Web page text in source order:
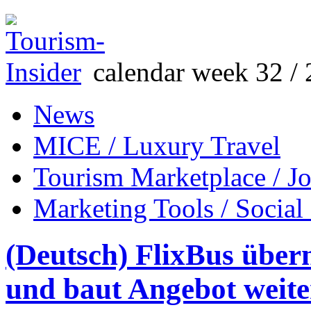
calendar week 32 /
News
MICE / Luxury Travel
Tourism Marketplace /
Marketing Tools /
(Deutsch) FlixBus
und baut Angebot